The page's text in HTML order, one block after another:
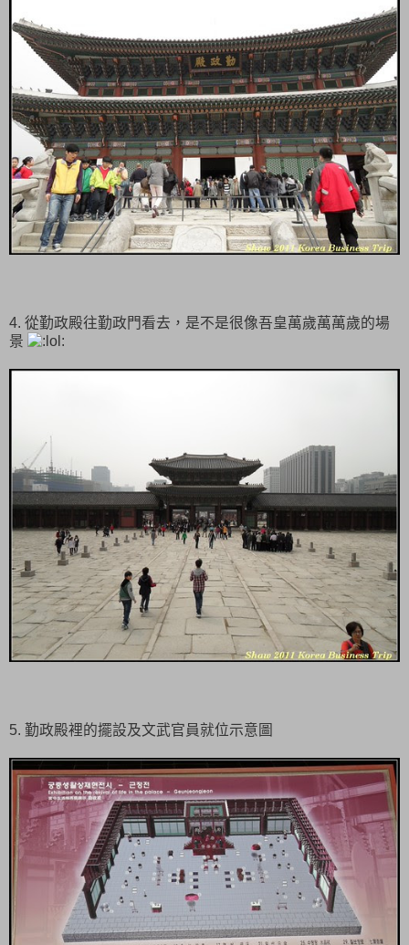
4. 從勤政殿往勤政門看去，是不是很像吾皇萬歲萬萬歲的場
景
5. 勤政殿裡的擺設及文武官員就位示意圖